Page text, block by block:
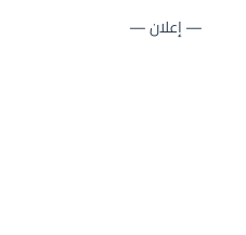
— إعلان —